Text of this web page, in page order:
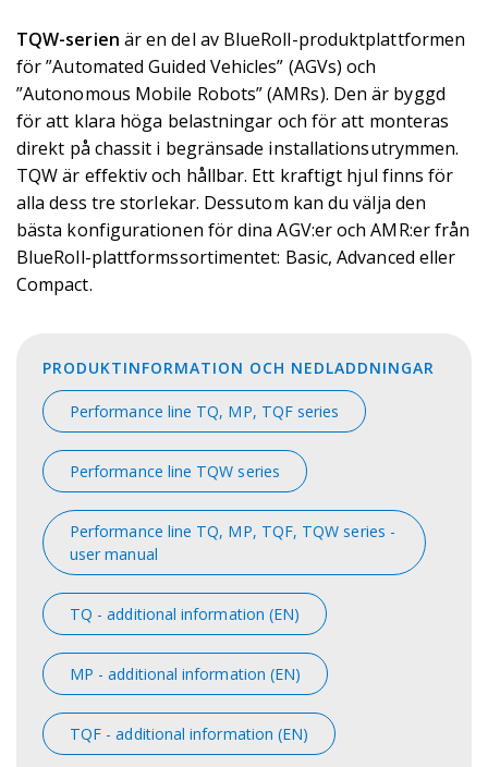
TQW-serien är en del av BlueRoll-produktplattformen
för ”Automated Guided Vehicles” (AGVs) och
”Autonomous Mobile Robots” (AMRs). Den är byggd
för att klara höga belastningar och för att monteras
direkt på chassit i begränsade installationsutrymmen.
TQW är effektiv och hållbar. Ett kraftigt hjul finns för
alla dess tre storlekar. Dessutom kan du välja den
bästa konfigurationen för dina AGV:er och AMR:er från
BlueRoll-plattformssortimentet: Basic, Advanced eller
Compact.
PRODUKTINFORMATION OCH NEDLADDNINGAR
Performance line TQ, MP, TQF series
Performance line TQW series
Performance line TQ, MP, TQF, TQW series -
user manual
TQ - additional information (EN)
MP - additional information (EN)
TQF - additional information (EN)